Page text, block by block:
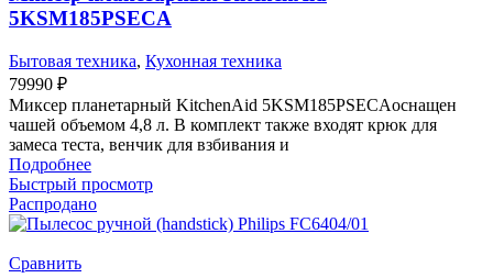
5KSM185PSECA
Бытовая техника, Кухонная техника
79990 ₽
Миксер планетарный KitchenAid 5KSM185PSECAоснащен
чашей объемом 4,8 л. В комплект также входят крюк для
замеса теста, венчик для взбивания и
Подробнее
Быстрый просмотр
Распродано
Сравнить